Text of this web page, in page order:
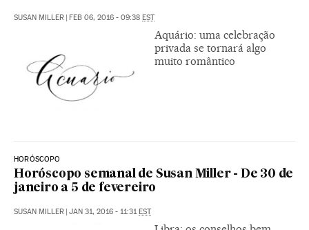
SUSAN MILLER | FEB 06, 2016 - 09:38 EST
Aquário: uma celebração
privada se tornará algo
muito romântico
HORÓSCOPO
Horóscopo semanal de Susan Miller - De 30 de
janeiro a 5 de fevereiro
SUSAN MILLER | JAN 31, 2016 - 11:31EST